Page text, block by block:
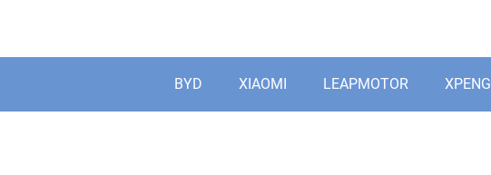
contenu
BYD XIAOMI LEAPMOTOR XPENG